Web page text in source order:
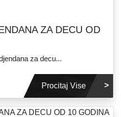
ZA DECU OD
za decu...
Procitaj Vise